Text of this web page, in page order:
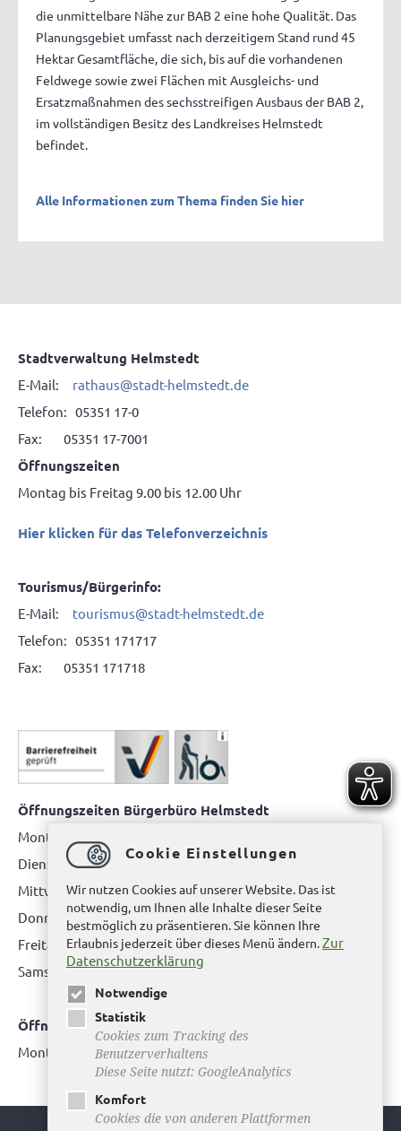
die unmittelbare Nähe zur BAB 2 eine hohe Qualität. Das
Planungsgebiet umfasst nach derzeitigem Stand rund 45
Hektar Gesamtfläche, die sich, bis auf die vorhandenen
Feldwege sowie zwei Flächen mit Ausgleichs- und
Ersatzmaßnahmen des sechsstreifigen Ausbaus der BAB 2,
im vollständigen Besitz des Landkreises Helmstedt
befindet.
Alle Informationen zum Thema finden Sie hier
Stadtverwaltung Helmstedt
E-Mail: rathaus@stadt-helmstedt.de
Telefon: 05351 17-0
Fax: 05351 17-7001
Öffnungszeiten
Montag bis Freitag 9.00 bis 12.00 Uhr
Hier klicken für das Telefonverzeichnis
Tourismus/Bürgerinfo:
E-Mail: tourismus@stadt-helmstedt.de
Telefon: 05351 171717
Fax: 05351 171718
Öffnungszeiten Bürgerbüro Helmstedt
Montag: 08.00 bis 12.00 Uhr
Dienstag: 08.00 bis 12.00 Uhr & 15.00 Uhr bis 17.00 Uhr
Mittwoch: nur nach Terminvereinbarung
Donnerstag: 08.00 bis 12.00 Uhr & 14.00 Uhr bis 16.00 Uhr
Freitag: nur nach Terminvereinbarung
Samstag:bitte hier klicken
Öffnungszeiten Bürgerbüro Büddenstedt
Montag: 14:00 bis 16:00 Uhr
Cookie Einstellungen
Wir nutzen Cookies auf unserer Website. Das ist
notwendig, um Ihnen alle Inhalte dieser Seite
bestmöglich zu präsentieren. Sie können Ihre
Erlaubnis jederzeit über dieses Menü ändern.Zur
Datenschutzerklärung
Notwendige
Statistik
Cookies zum Tracking des
Benutzerverhaltens
Diese Seite nutzt: GoogleAnalytics
Komfort
Cookies die von anderen Plattformen